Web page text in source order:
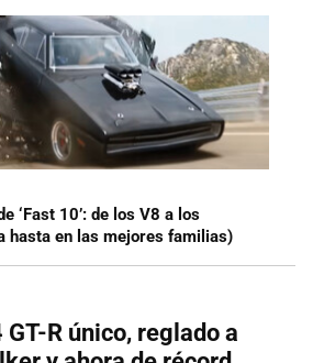
‘Fast 10’: de los V8 a los
hasta en las mejores familias)
R único, reglado a